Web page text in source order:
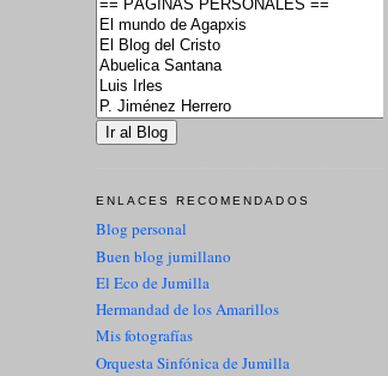
ENLACES RECOMENDADOS
Blog personal
Buen blog jumillano
El Eco de Jumilla
Hermandad de los Amarillos
Mis fotografías
Orquesta Sinfónica de Jumilla